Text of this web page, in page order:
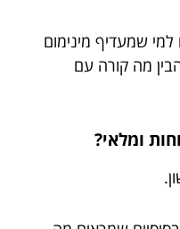
שמעדיף מינימום
מה קורה עם
ומלאי?